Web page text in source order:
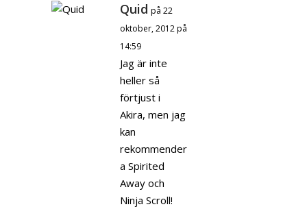
Quid på 22
oktober, 2012 på
14:59
Jag är inte
heller så
förtjust i
Akira, men jag
kan
rekommender
a Spirited
Away och
Ninja Scroll!